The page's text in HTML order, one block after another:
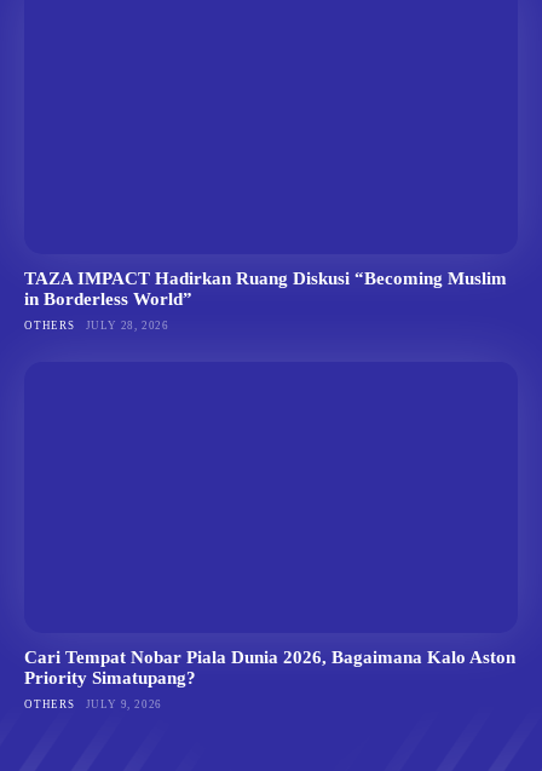
TAZA IMPACT Hadirkan Ruang Diskusi “Becoming Muslim
in Borderless World”
OTHERS JULY 28, 2026
Cari Tempat Nobar Piala Dunia 2026, Bagaimana Kalo Aston
Priority Simatupang?
OTHERS JULY 9, 2026